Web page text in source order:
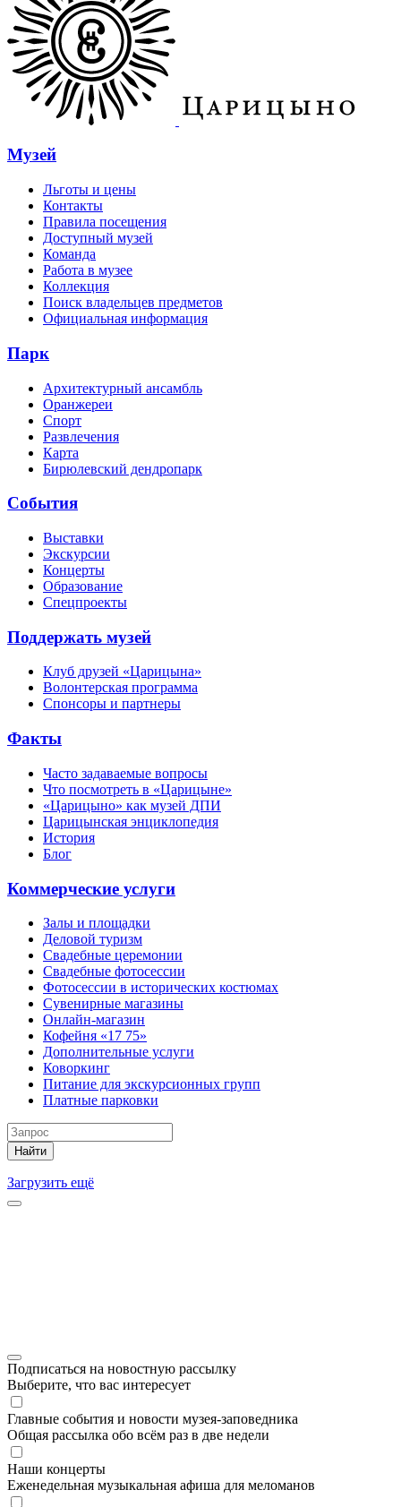
Музей
Льготы и цены
Контакты
Правила посещения
Доступный музей
Команда
Работа в музее
Коллекция
Поиск владельцев предметов
Официальная информация
Парк
Архитектурный ансамбль
Оранжереи
Спорт
Развлечения
Карта
Бирюлевский дендропарк
События
Выставки
Экскурсии
Концерты
Образование
Спецпроекты
Поддержать музей
Клуб друзей «Царицына»
Волонтерская программа
Спонсоры и партнеры
Факты
Часто задаваемые вопросы
Что посмотреть в «Царицыне»
«Царицыно» как музей ДПИ
Царицынская энциклопедия
История
Блог
Коммерческие услуги
Залы и площадки
Деловой туризм
Свадебные церемонии
Свадебные фотосессии
Фотосессии в исторических костюмах
Сувенирные магазины
Онлайн-магазин
Кофейня «17 75»
Дополнительные услуги
Коворкинг
Питание для экскурсионных групп
Платные парковки
Найти
Загрузить ещё
Подписаться на новостную рассылку
Выберите, что вас интересует
Главные события и новости музея-заповедника
Общая рассылка обо всём раз в две недели
Наши концерты
Еженедельная музыкальная афиша для меломанов